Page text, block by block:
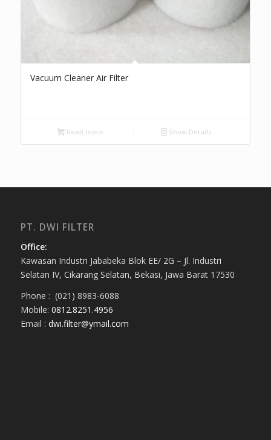
Vacuum Cleaner Air Filter
Read more Show Details
PT. DWI FILTER
Office:
Kawasan Industri Jababeka Blok EE/ 2G – Jl. Industri
Selatan IV, Cikarang Selatan, Bekasi, Jawa Barat 17530
Phone : (021) 8983-6088
Mobile: 0812.8251.4956
Email : dwi.filter@ymail.com